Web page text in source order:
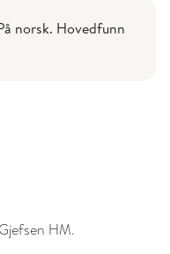
norsk. Hovedfunn
HM.